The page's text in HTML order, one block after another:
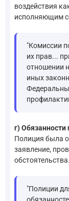
воздействия
исполняющим
"Комиссии
их прав...
отношении
иных
г) Обязанности
Полиция была
заявление,
обстоятельства.
"Полиции